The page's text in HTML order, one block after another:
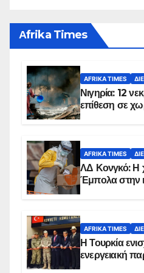
Αfrika Times
AFRIKA TIMES
Νιγηρία: 12
επίθεση σε
AFRIKA TIMES
ΛΔ Κονγκό: Η
Έμπολα στην
AFRIKA TIMES
Η Τουρκία
ενεργειακή